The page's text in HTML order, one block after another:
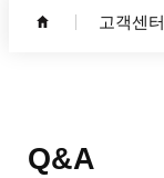
고객센터
Q&A